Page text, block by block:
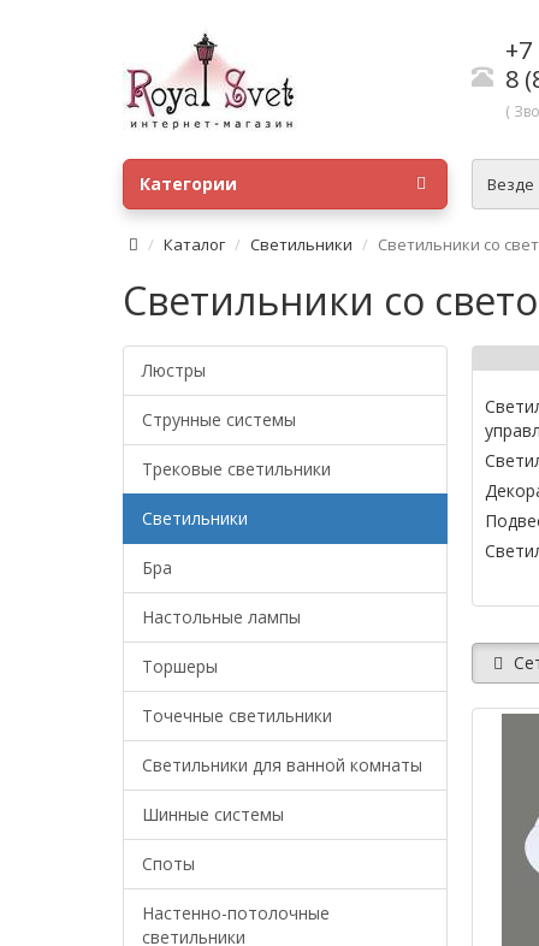
8
(
Везде
Категории
Каталог Светильники Светильники со
Светильники со
Люстры
Струнные системы
Трековые светильники
Светильники
Бра
Настольные лампы
Торшеры
Точечные светильники
Светильники для ванной комнаты
Шинные системы
Споты
Настенно-потолочные
светильники